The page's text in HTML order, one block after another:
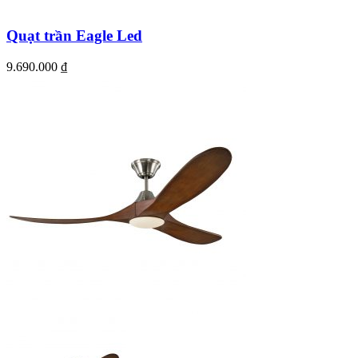
Quạt trần Eagle Led
9.690.000 ₫